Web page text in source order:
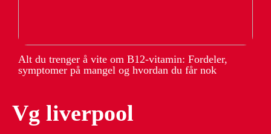
Alt du trenger å vite om B12-vitamin: Fordeler,
symptomer på mangel og hvordan du får nok
Vg liverpool